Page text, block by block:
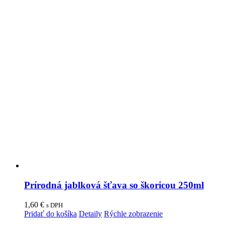
Prírodná jablková šťava so škoricou 250ml
1,60 € s DPH
Pridať do košíka Detaily Rýchle zobrazenie